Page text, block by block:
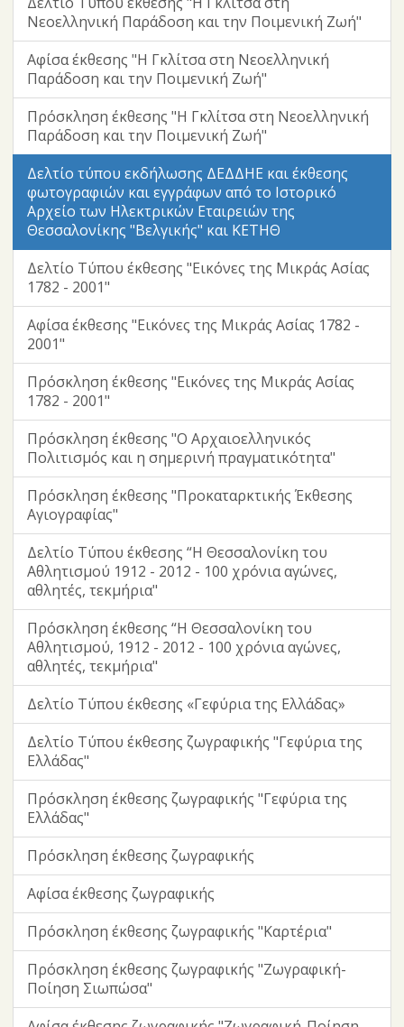
Νεοελληνική Παράδοση και την Ποιμενική Ζωή"
Αφίσα έκθεσης "Η Γκλίτσα στη Νεοελληνική
Παράδοση και την Ποιμενική Ζωή"
Πρόσκληση έκθεσης "Η Γκλίτσα στη Νεοελληνική
Παράδοση και την Ποιμενική Ζωή"
Δελτίο τύπου εκδήλωσης ΔΕΔΔΗΕ και έκθεσης
φωτογραφιών και εγγράφων από το Ιστορικό
Αρχείο των Ηλεκτρικών Εταιρειών της
Θεσσαλονίκης "Βελγικής" και ΚΕΤΗΘ
Δελτίο Τύπου έκθεσης "Εικόνες της Μικράς Ασίας
1782 - 2001"
Αφίσα έκθεσης "Εικόνες της Μικράς Ασίας 1782 -
2001"
Πρόσκληση έκθεσης "Εικόνες της Μικράς Ασίας
1782 - 2001"
Πρόσκληση έκθεσης "Ο Αρχαιοελληνικός
Πολιτισμός και η σημερινή πραγματικότητα"
Πρόσκληση έκθεσης "Προκαταρκτικής Έκθεσης
Αγιογραφίας"
Δελτίο Τύπου έκθεσης “Η Θεσσαλονίκη του
Αθλητισμού 1912 - 2012 - 100 χρόνια αγώνες,
αθλητές, τεκμήρια"
Πρόσκληση έκθεσης “Η Θεσσαλονίκη του
Αθλητισμού, 1912 - 2012 - 100 χρόνια αγώνες,
αθλητές, τεκμήρια"
Δελτίο Τύπου έκθεσης «Γεφύρια της Ελλάδας»
Δελτίο Τύπου έκθεσης ζωγραφικής "Γεφύρια της
Ελλάδας"
Πρόσκληση έκθεσης ζωγραφικής "Γεφύρια της
Ελλάδας"
Πρόσκληση έκθεσης ζωγραφικής
Αφίσα έκθεσης ζωγραφικής
Πρόσκληση έκθεσης ζωγραφικής "Καρτέρια"
Πρόσκληση έκθεσης ζωγραφικής "Ζωγραφική-
Ποίηση Σιωπώσα"